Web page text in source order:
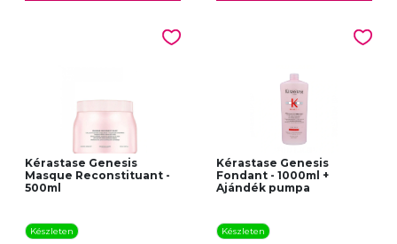
Kérastase Genesis
Masque Reconstituant -
500ml
Készleten
Kérastase Genesis
Fondant - 1000ml +
Ajándék pumpa
Készleten